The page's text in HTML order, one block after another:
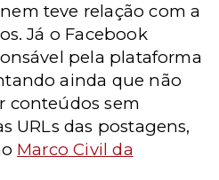
teve relação com a
Já o Facebook
pela plataforma
ainda que não
conteúdos sem
URLs das postagens,
Marco Civil da